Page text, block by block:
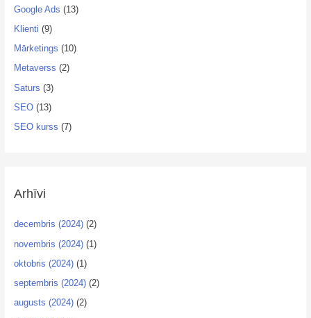
Google Ads (13)
Klienti (9)
Mārketings (10)
Metaverss (2)
Saturs (3)
SEO(13)
SEO kurss (7)
Arhīvi
decembris (2024)(2)
novembris (2024)(1)
oktobris (2024)(1)
septembris (2024)(2)
augusts (2024)(2)